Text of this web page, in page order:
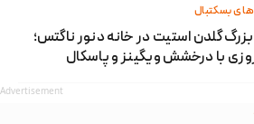
بسکتبال
بزرگ گلدن استیت در خانه دنور ناگتس؛
با درخشش ویگینز و پاسکال
Advertisement